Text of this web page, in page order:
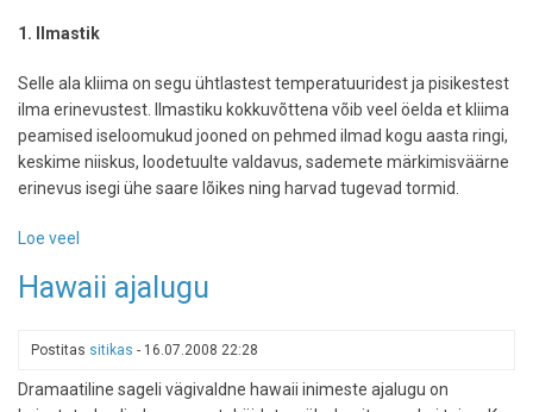
1. Ilmastik
Selle ala kliima on segu ühtlastest temperatuuridest ja pisikestest
ilma erinevustest. Ilmastiku kokkuvõttena võib veel öelda et kliima
peamised iseloomukud jooned on pehmed ilmad kogu aasta ringi,
keskime niiskus, loodetuulte valdavus, sademete märkimisväärne
erinevus isegi ühe saare lõikes ning harvad tugevad tormid.
Loe veel
loodus
Hawaii ajalugu
Postitas sitikas - 16.07.2008 22:28
Dramaatiline sageli vägivaldne hawaii inimeste ajalugu on